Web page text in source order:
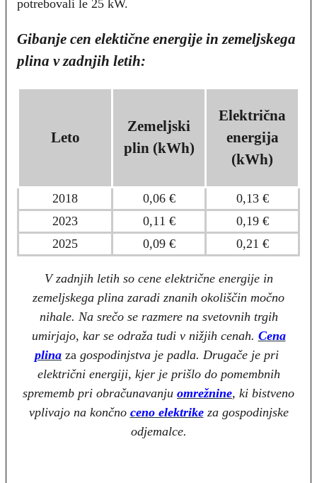
potrebovali le 25 kW.
Gibanje cen elektične energije in zemeljskega
plina v zadnjih letih:
Leto
Zemeljski
plin (kWh)
Električna
energija
(kWh)
2018 0,06 €
0,13 €
2023
0,11 €
0,19 €
2025
0,09 € 0,21 €
V zadnjih letih so cene električne energije in
zemeljskega plina zaradi znanih okoliščin močno
nihale. Na srečo se razmere na svetovnih trgih
umirjajo, kar se odraža tudi v nižjih cenah. Cena
plina za gospodinjstva je padla. Drugače je pri
električni energiji, kjer je prišlo do pomembnih
sprememb pri obračunavanju omrežnine, ki bistveno
vplivajo na končno ceno elektrikeza gospodinjske
odjemalce.